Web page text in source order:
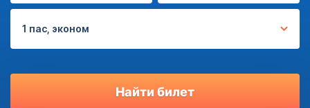
1 пас, эконом
Найти билет